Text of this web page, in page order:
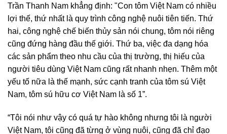
Trần Thanh Nam khẳng định: "Con tôm Việt Nam có nhiều
lợi thế, thứ nhất là quy trình công nghệ nuôi tiên tiến. Thứ
hai, công nghệ chế biến thủy sản nói chung, tôm nói riêng
cũng đứng hàng đầu thế giới. Thứ ba, việc đa dạng hóa
các sản phẩm theo nhu cầu của thị trường, thị hiếu của
người tiêu dùng Việt Nam cũng rất nhanh nhẹn. Thêm một
yếu tố nữa là thế mạnh, sức cạnh tranh của tôm sú Việt
Nam, tôm sú hữu cơ Việt Nam là số 1”.
“Tôi nói như vậy có quá tự hào không nhưng tôi là người
Việt Nam, tôi cũng đã từng ở vùng nuôi, cũng đã chỉ đạo